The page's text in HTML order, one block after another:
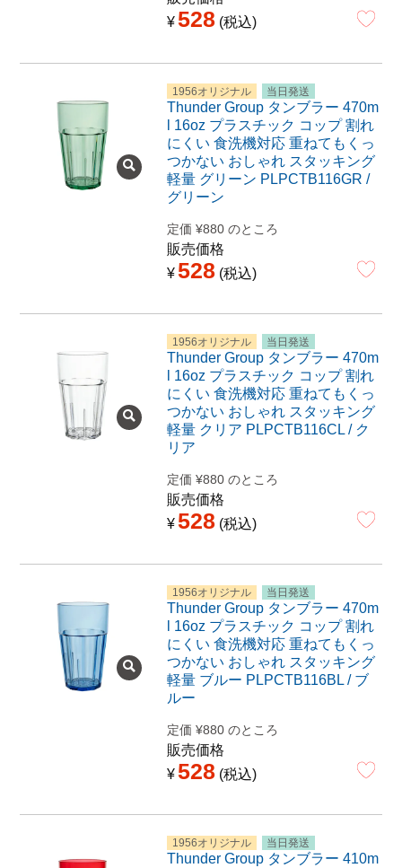
¥528 税込
1956オリジナル 当日発送
Thunder Group タンブラー 470m
l 16oz プラスチック コップ 割れ
にくい 食洗機対応 重ねてもくっ
つかない おしゃれ スタッキング
軽量 グリーン PLPCTB116GR /
グリーン
定価 ¥880 のところ
販売価格
¥528 税込
1956オリジナル 当日発送
Thunder Group タンブラー 470m
l 16oz プラスチック コップ 割れ
にくい 食洗機対応 重ねてもくっ
つかない おしゃれ スタッキング
軽量 クリア PLPCTB116CL / ク
リア
定価 ¥880 のところ
販売価格
¥528 税込
1956オリジナル 当日発送
Thunder Group タンブラー 470m
l 16oz プラスチック コップ 割れ
にくい 食洗機対応 重ねてもくっ
つかない おしゃれ スタッキング
軽量 ブルー PLPCTB116BL / ブ
ルー
定価 ¥880 のところ
販売価格
¥528 税込
1956オリジナル 当日発送
Thunder Group タンブラー 410m